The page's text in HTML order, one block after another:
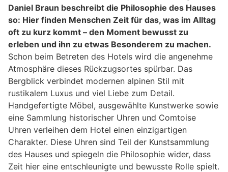
Daniel Braun beschreibt die Philosophie des Hauses
so: Hier finden Menschen Zeit für das, was im Alltag
oft zu kurz kommt – den Moment bewusst zu
erleben und ihn zu etwas Besonderem zu machen.
Schon beim Betreten des Hotels wird die angenehme
Atmosphäre dieses Rückzugsortes spürbar. Das
Bergblick verbindet modernen alpinen Stil mit
rustikalem Luxus und viel Liebe zum Detail.
Handgefertigte Möbel, ausgewählte Kunstwerke sowie
eine Sammlung historischer Uhren und Comtoise
Uhren verleihen dem Hotel einen einzigartigen
Charakter. Diese Uhren sind Teil der Kunstsammlung
des Hauses und spiegeln die Philosophie wider, dass
Zeit hier eine entschleunigte und bewusste Rolle spielt.